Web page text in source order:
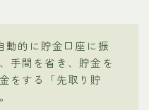
動的に貯金口座に振
手間を省き、貯金を
をする「先取り貯